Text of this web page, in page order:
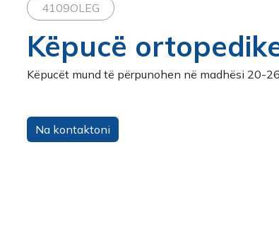
4109OLEG
Këpucë
Këpucët mund të përpunohen në madhësi 20-
Na kontaktoni